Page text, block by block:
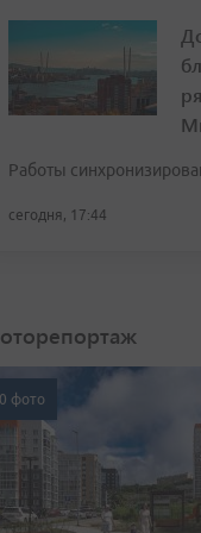
Работы
сегодня, 17:44
фото